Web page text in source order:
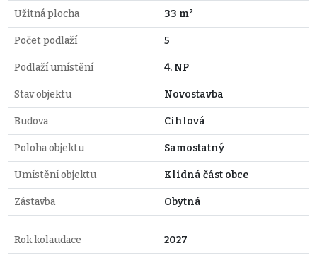
Užitná plocha 33 m²
Počet podlaží 5
Podlaží umístění 4. NP
Stav objektu Novostavba
Budova Cihlová
Poloha objektu Samostatný
Umístění objektu Klidná část obce
Zástavba Obytná
Rok kolaudace 2027